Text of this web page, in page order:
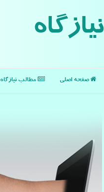
نیازگاه
صفحه اصلی مطالب نیازگاه